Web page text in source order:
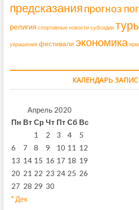
предсказанияпрогноз
религия спортивные новости субсидии
украшения фестивали экономика
КАЛЕНДАРЬ
Апрель 2020
Пн Вт Ср Чт Пт Сб Вс
" Дек
1 2 3 4
5
6
7 8 9 10 11 12
13 14 15 16 17 18 19
20 21 22 23 24 25 26
27 28 29 30